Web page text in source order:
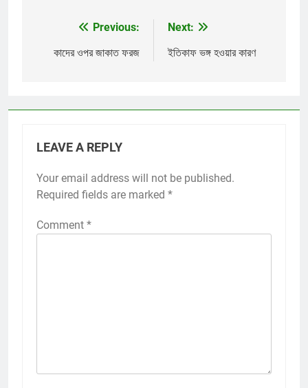
navigation
Previous:
কাদের ওপর জাকাত ফরজ
Next:
ইতিকাফ ভঙ্গ হওয়ার কারণ
LEAVE A REPLY
Your email address will not be published.
Required fields are marked *
Comment *